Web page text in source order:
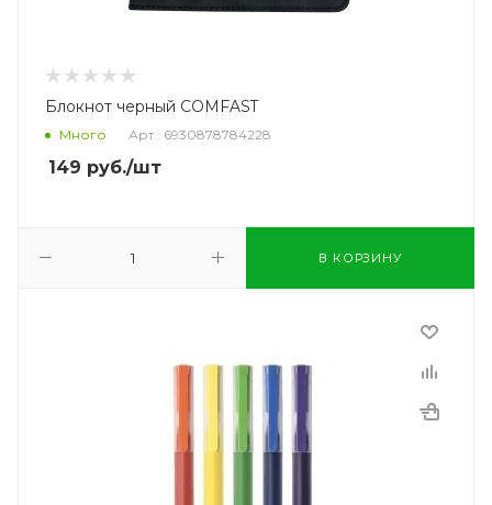
Блокнот черный COMFAST
Много Арт.: 6930878784228
149 руб./шт
В КОРЗИНУ